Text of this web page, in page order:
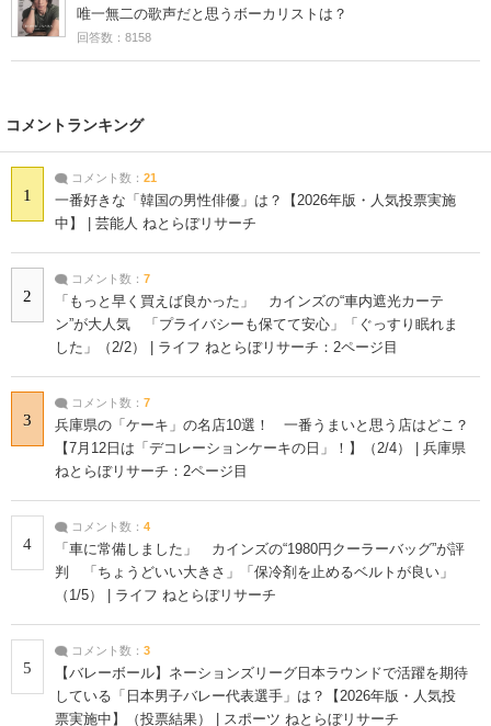
唯一無二の歌声だと思うボーカリストは？
回答数：8158
コメントランキング
1
コメント数： 21
一番好きな「韓国の男性俳優」は？【2026年版・人気投票実施
中】 | 芸能人 ねとらぼリサーチ
2
コメント数： 7
「もっと早く買えば良かった」 カインズの“車内遮光カーテ
ン”が大人気 「プライバシーも保てて安心」「ぐっすり眠れま
した」（2/2） | ライフ ねとらぼリサーチ：2ページ目
3
コメント数： 7
兵庫県の「ケーキ」の名店10選！ 一番うまいと思う店はどこ？
【7月12日は「デコレーションケーキの日」！】（2/4） | 兵庫県
ねとらぼリサーチ：2ページ目
4
コメント数： 4
「車に常備しました」 カインズの“1980円クーラーバッグ”が評
判 「ちょうどいい大きさ」「保冷剤を止めるベルトが良い」
（1/5） | ライフ ねとらぼリサーチ
5
コメント数： 3
【バレーボール】ネーションズリーグ日本ラウンドで活躍を期待
している「日本男子バレー代表選手」は？【2026年版・人気投
票実施中】（投票結果） | スポーツ ねとらぼリサーチ